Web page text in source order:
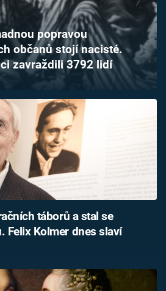
popravou
občanů stojí nacisté.
zavraždili 3792 lidí
táborů a stal se
Felix Kolmer dnes slaví